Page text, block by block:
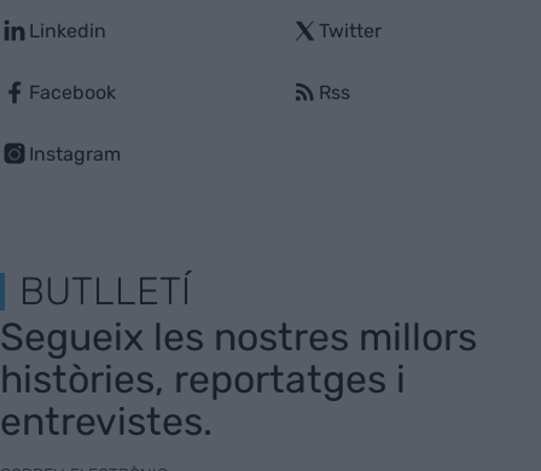
Linkedin
Facebook
Instagram
Twitter
Rss
BUTLLETÍ
Segueix les nostres millors
històries, reportatges i
entrevistes.